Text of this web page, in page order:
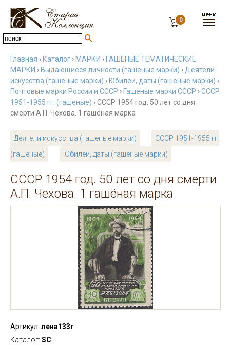
0
Главная › Каталог › МАРКИ › ГАШЁНЫЕ ТЕМАТИЧЕСКИЕ
МАРКИ › Выдающиеся личности (гашеные марки) › Деятели
искусства (гашеные марки) › Юбилеи, даты (гашеные марки) ›
Почтовые марки России и СССР › Гашеные марки СССР ›СССР
1951-1955 гг. (гашеные) › СССР 1954 год. 50 лет со дня
смерти А.П. Чехова. 1 гашёная марка
Деятели искусства (гашеные марки)
СССР 1951-1955 гг.
(гашеные)
Юбилеи, даты (гашеные марки)
СССР 1954 год. 50 лет со дня смерти
А.П. Чехова. 1 гашёная марка
Артикул: лена133г
Каталог: SC